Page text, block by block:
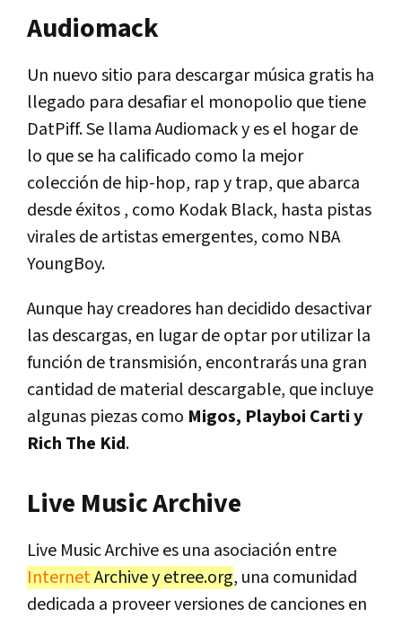
Audiomack
Un nuevo sitio para descargar música gratis ha
llegado para desafiar el monopolio que tiene
DatPiff. Se llama Audiomack y es el hogar de
lo que se ha calificado como la mejor
colección de hip-hop, rap y trap, que abarca
desde éxitos , como Kodak Black, hasta pistas
virales de artistas emergentes, como NBA
YoungBoy.
Aunque hay creadores han decidido desactivar
las descargas, en lugar de optar por utilizar la
función de transmisión, encontrarás una gran
cantidad de material descargable, que incluye
algunas piezas como Migos, Playboi Carti y
Rich The Kid.
Live Music Archive
Live Music Archive es una asociación entre
InternetArchive y etree.org, una comunidad
dedicada a proveer versiones de canciones en